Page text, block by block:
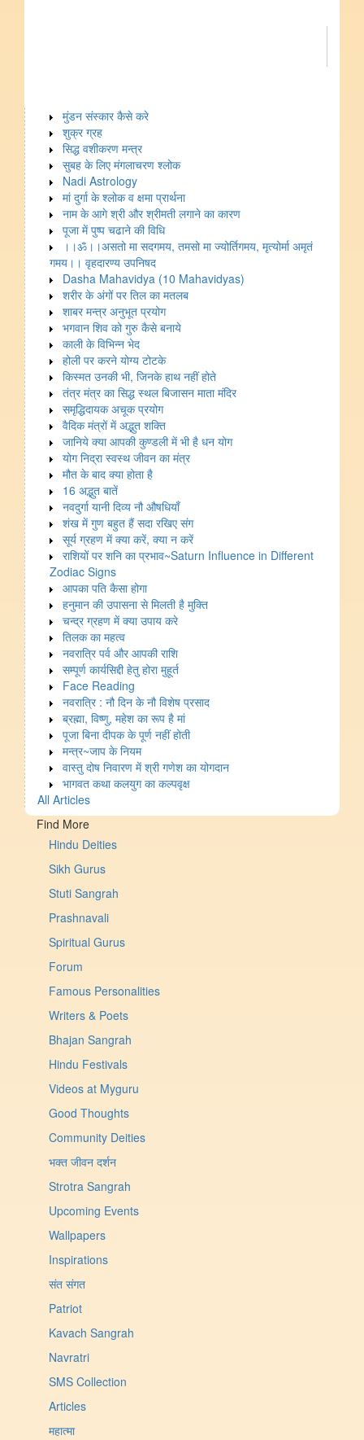
मुंडन संस्कार कैसे करे
शुक्र ग्रह
सिद्ध वशीकरण मन्त्र
सुबह के लिए मंगलाचरण श्लोक
Nadi Astrology
मां दुर्गा के श्लोक व क्षमा प्रार्थना
नाम के आगे श्री और श्रीमती लगाने का कारण
पूजा में पुष्प चढाने की विधि
।।ॐ।।असतो मा सदगमय, तमसो मा ज्योर्तिगमय, मृत्योर्मा अमृतं
गमय।। वृहदारण्य उपनिषद
Dasha Mahavidya (10 Mahavidyas)
शरीर के अंगों पर तिल का मतलब
शाबर मन्त्र अनुभूत प्रयोग
भगवान शिव को गुरु कैसे बनाये
काली के विभिन्न भेद
होली पर करने योग्य टोटके
किस्मत उनकी भी, जिनके हाथ नहीं होते
तंत्र मंत्र का सिद्ध स्थल बिजासन माता मंदिर
समृद्धिदायक अचूक प्रयोग
वैदिक मंत्रों में अद्भुत शक्ति
जानिये क्या आपकी कुण्डली में भी है धन योग
योग निद्रा स्वस्थ जीवन का मंत्र
मौत के बाद क्या होता है
16 अद्भुत बातें
नवदुर्गा यानी दिव्य नौ औषधियाँ
शंख में गुण बहुत हैं सदा रखिए संग
सूर्य ग्रहण में क्या करें, क्या न करें
राशियों पर शनि का प्रभाव~Saturn Influence in Different
Zodiac Signs
आपका पति कैसा होगा
हनुमान की उपासना से मिलती है मुक्ति
चन्द्र ग्रहण में क्या उपाय करे
तिलक का महत्व
नवरात्रि पर्व और आपकी राशि
सम्पूर्ण कार्यसिद्दी हेतु होरा मुहूर्त
Face Reading
नवरात्रि : नौ दिन के नौ विशेष प्रसाद
ब्रह्मा, विष्णु, महेश का रूप है मां
पूजा बिना दीपक के पूर्ण नहीं होती
मन्त्र~जाप के नियम
वास्तु दोष निवारण में श्री गणेश का योगदान
भागवत कथा कलयुग का कल्पवृक्ष
All Articles
Find More
Hindu Deities
Sikh Gurus
Stuti Sangrah
Prashnavali
Spiritual Gurus
Forum
Famous Personalities
Writers & Poets
Bhajan Sangrah
Hindu Festivals
Videos at Myguru
Good Thoughts
Community Deities
भक्त जीवन दर्शन
Strotra Sangrah
Upcoming Events
Wallpapers
Inspirations
संत संगत
Patriot
Kavach Sangrah
Navratri
SMS Collection
Articles
महात्मा